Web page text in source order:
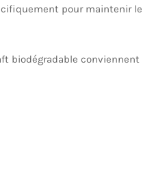
pour maintenir le
biodégradable conviennent